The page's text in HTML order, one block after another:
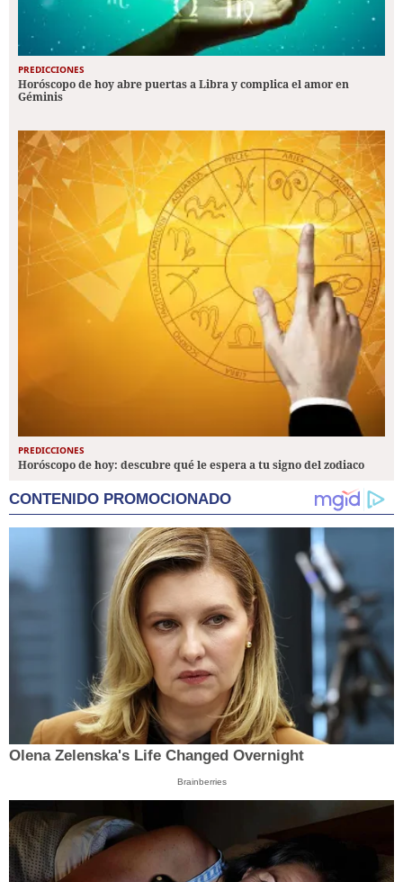
PREDICCIONES
Horóscopo de hoy abre puertas a Libra y complica el amor en
Géminis
PREDICCIONES
Horóscopo de hoy: descubre qué le espera a tu signo del zodiaco
CONTENIDO PROMOCIONADO
Olena Zelenska's Life Changed Overnight
Brainberries